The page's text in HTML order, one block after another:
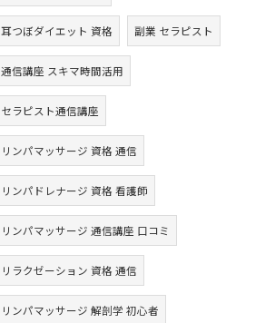
耳つぼダイエット 資格 副業 セラピスト
通信講座 スキマ時間活用
セラピスト通信講座
リンパマッサージ 資格 通信
リンパドレナージ 資格 看護師
リンパマッサージ 通信講座 口コミ
リラクゼーション 資格 通信
リンパマッサージ 解剖学 初心者